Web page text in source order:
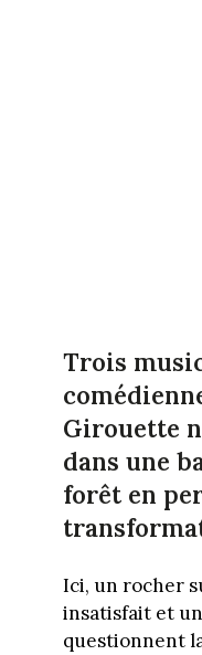
Trois
Girouette
dans une
forêt en
Ici, un rocher
insatisfait et
questionnent